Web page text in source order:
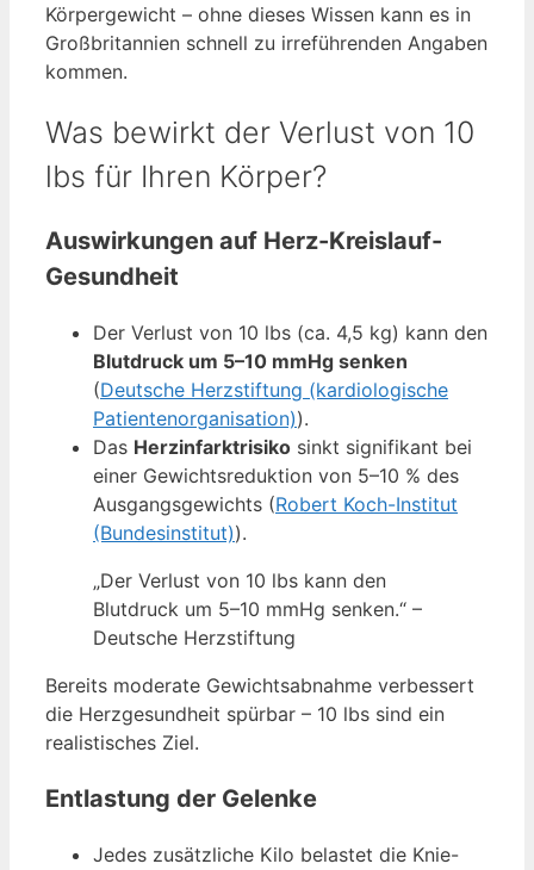
Körpergewicht – ohne dieses Wissen kann es in
Großbritannien schnell zu irreführenden Angaben
kommen.
Was bewirkt der Verlust von 10
lbs für Ihren Körper?
Auswirkungen auf Herz-Kreislauf-
Gesundheit
Der Verlust von 10 lbs (ca. 4,5 kg) kann den
Blutdruck um 5–10 mmHg senken
(Deutsche Herzstiftung (kardiologische
Patientenorganisation)).
Das Herzinfarktrisiko sinkt signifikant bei
einer Gewichtsreduktion von 5–10 % des
Ausgangsgewichts (Robert Koch-Institut
(Bundesinstitut)).
„Der Verlust von 10 lbs kann den
Blutdruck um 5–10 mmHg senken.“ –
Deutsche Herzstiftung
Bereits moderate Gewichtsabnahme verbessert
die Herzgesundheit spürbar – 10 lbs sind ein
realistisches Ziel.
Entlastung der Gelenke
Jedes zusätzliche Kilo belastet die Knie-